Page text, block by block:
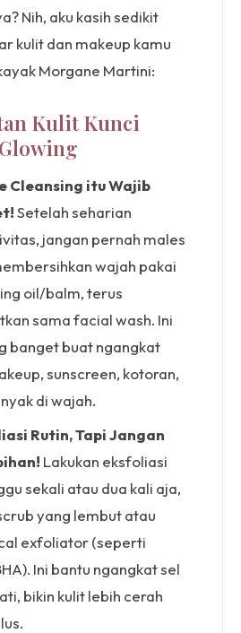
Nih, aku kasih sedikit
kulit dan makeup kamu
Morgane Martini:
Kulit Kunci
Cleansing itu Wajib
Setelah seharian
jangan pernah males
wajah pakai
oil/balm, terus
sama facial wash. Ini
banget buat ngangkat
sunscreen, kotoran,
di wajah.
Rutin, Tapi Jangan
Lakukan eksfoliasi
sekali atau dua kali aja,
yang lembut atau
exfoliator (seperti
Ini bantu ngangkat sel
bikin kulit lebih cerah